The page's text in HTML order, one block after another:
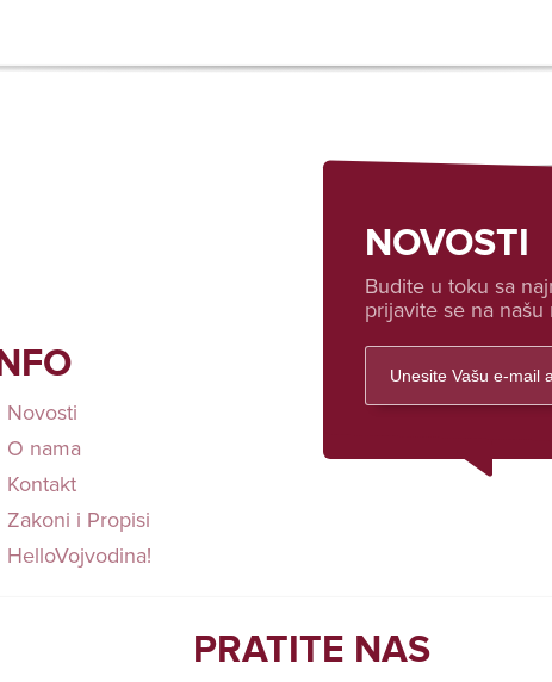
Novosti
O nama
Kontakt
Zakoni i Propisi
HelloVojvodina!
NOVOSTI
Budite u toku sa
prijavite se na našu
PRATITE NAS